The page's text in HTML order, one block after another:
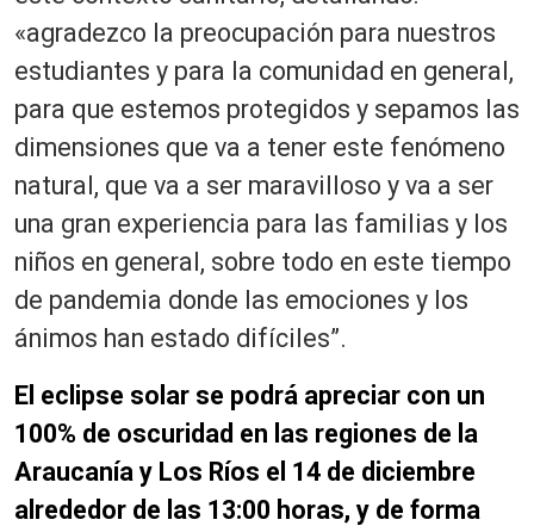
«agradezco la preocupación para nuestros
estudiantes y para la comunidad en general,
para que estemos protegidos y sepamos las
dimensiones que va a tener este fenómeno
natural, que va a ser maravilloso y va a ser
una gran experiencia para las familias y los
niños en general, sobre todo en este tiempo
de pandemia donde las emociones y los
ánimos han estado difíciles”.
El eclipse solar se podrá apreciar con un
100% de oscuridad en las regiones de la
Araucanía y Los Ríos el 14 de diciembre
alrededor de las 13:00 horas, y de forma